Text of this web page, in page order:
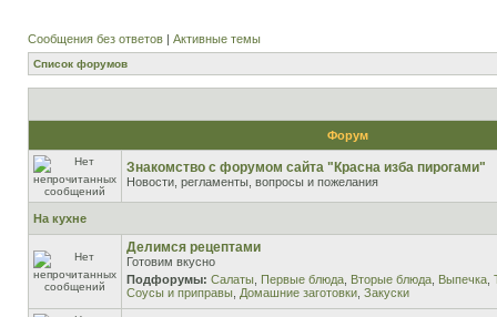
Сообщения без ответов | Активные темы
Список форумов
Форум
Знакомство с форумом сайта "Красна изба пирогами"
Новости, регламенты, вопросы и пожелания
На кухне
Делимся рецептами
Готовим вкусно
Подфорумы: Салаты Первые блюда Вторые блюда Выпечка
Соусы и приправы Домашние заготовки Закуски